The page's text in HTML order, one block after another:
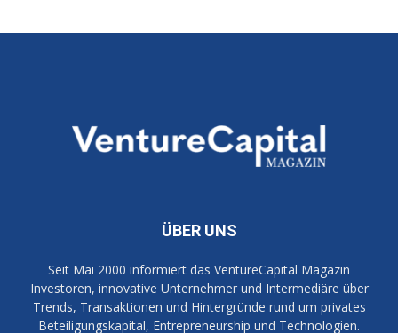
ÜBER UNS
Seit Mai 2000 informiert das VentureCapital Magazin
Investoren, innovative Unternehmer und Intermediäre über
Trends, Transaktionen und Hintergründe rund um privates
Beteiligungskapital, Entrepreneurship und Technologien.